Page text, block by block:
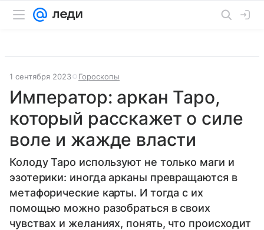
1 сентября 2023 Гороскопы
Император: аркан Таро,
который расскажет о силе
воле и жажде власти
Колоду Таро используют не только маги и
эзотерики: иногда арканы превращаются в
метафорические карты. И тогда с их
помощью можно разобраться в своих
чувствах и желаниях, понять, что происходит